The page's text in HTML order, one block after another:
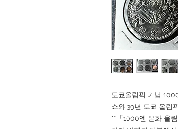
도쿄올림픽 기념
쇼와 39년 도쿄 올림
**「1000엔 은화 올